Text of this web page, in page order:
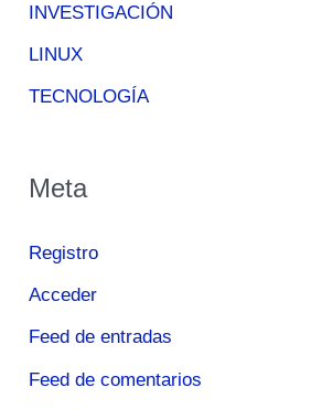
INVESTIGACIÓN
LINUX
TECNOLOGÍA
Meta
Registro
Acceder
Feed de entradas
Feed de comentarios